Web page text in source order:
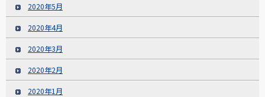
2020年5月
2020年4月
2020年3月
2020年2月
2020年1月